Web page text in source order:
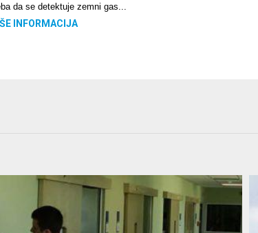
da se detektuje zemni gas...
INFORMACIJA